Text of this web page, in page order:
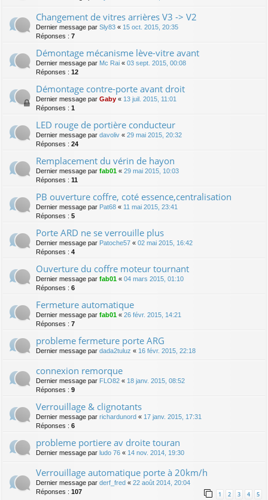
Changement de vitres arrières V3 -> V2
Dernier message par Sly83 « 15 oct. 2015, 20:35
Réponses : 7
Démontage mécanisme lève-vitre avant
Dernier message par Mc Rai « 03 sept. 2015, 00:08
Réponses : 12
Démontage contre-porte avant droit
Dernier message par Gaby « 13 juil. 2015, 11:01
Réponses : 1
LED rouge de portière conducteur
Dernier message par davoliv « 29 mai 2015, 20:32
Réponses : 24
Remplacement du vérin de hayon
Dernier message par fab01 « 29 mai 2015, 10:03
Réponses : 11
PB ouverture coffre, coté essence,centralisation
Dernier message par Pat68 « 11 mai 2015, 23:41
Réponses : 5
Porte ARD ne se verrouille plus
Dernier message par Patoche57 « 02 mai 2015, 16:42
Réponses : 4
Ouverture du coffre moteur tournant
Dernier message par fab01 « 04 mars 2015, 01:10
Réponses : 6
Fermeture automatique
Dernier message par fab01 « 26 févr. 2015, 14:21
Réponses : 7
probleme fermeture porte ARG
Dernier message par dada2tuluz « 16 févr. 2015, 22:18
connexion remorque
Dernier message par FLO82 « 18 janv. 2015, 08:52
Réponses : 9
Verrouillage & clignotants
Dernier message par richardunord « 17 janv. 2015, 17:31
Réponses : 6
probleme portiere av droite touran
Dernier message par ludo 76 « 14 nov. 2014, 19:30
Verrouillage automatique porte à 20km/h
Dernier message par derf_fred « 22 août 2014, 20:04
Réponses : 107 1 2 3 4 5